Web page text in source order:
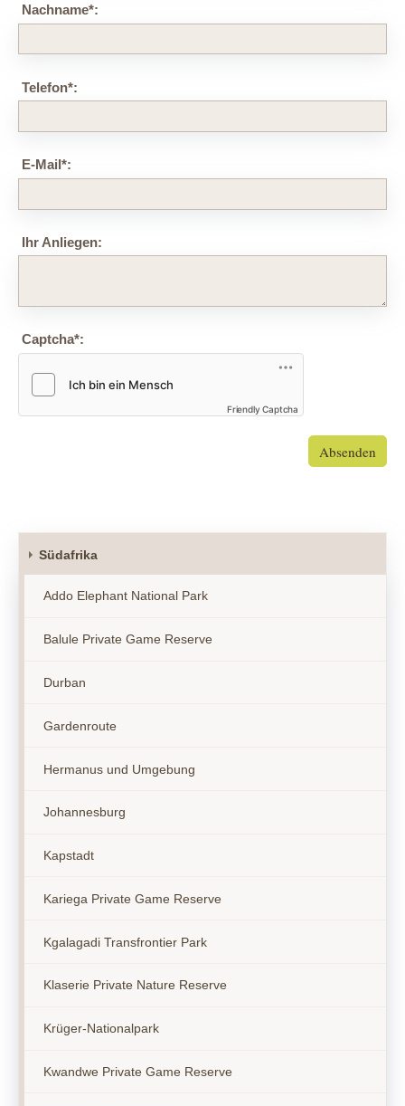
Nachname*:
Telefon*:
E-Mail*:
Ihr Anliegen:
Captcha*:
Friendly Captcha
Absenden
Südafrika
Addo Elephant National Park
Balule Private Game Reserve
Durban
Gardenroute
Hermanus und Umgebung
Johannesburg
Kapstadt
Kariega Private Game Reserve
Kgalagadi Transfrontier Park
Klaserie Private Nature Reserve
Krüger-Nationalpark
Kwandwe Private Game Reserve